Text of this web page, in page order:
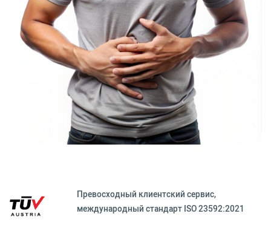
Превосходный клиентский сервиc,
международный стандарт ISO 23592:2021